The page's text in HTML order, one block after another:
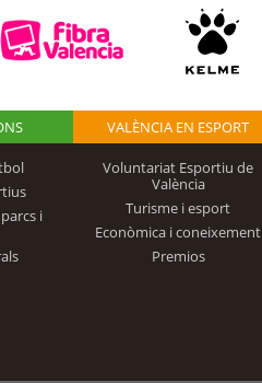
i
VALÈNCIA EN ESPORT
Voluntariat Esportiu de
València
Turisme i esport
Econòmica i coneixement
Premios